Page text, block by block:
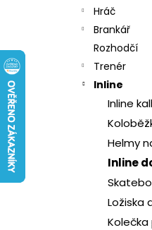
Hráč
Brankář
Rozhodčí
Trenér
Inline
Inline
Helmy
Inline
Ložiska
Kolečka